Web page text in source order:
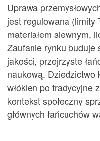
Uprawa
jest regulowana (limity
materiałem siewnym,
Zaufanie rynku buduje
jakości, przejrzyste
naukową. Dziedzictwo
włókien po tradycyjne
kontekst społeczny
głównych łańcuchów